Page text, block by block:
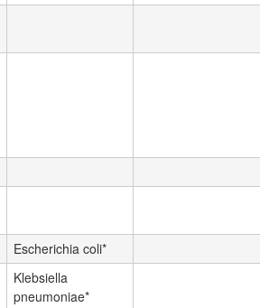
Escherichia coli*
Klebsiella
pneumoniae*